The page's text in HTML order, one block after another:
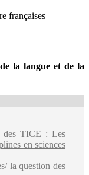
françaises
la langue et de la
des TICE : Les
en sciences
la question des